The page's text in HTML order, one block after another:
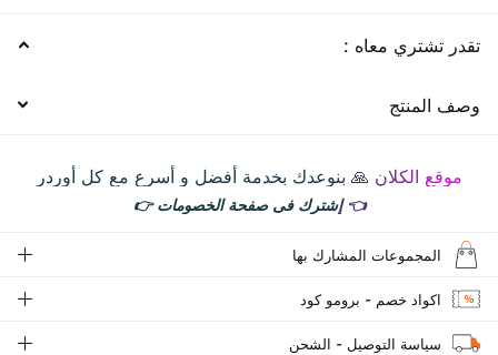
تقدر تشتري معاه :
وصف المنتج
موقع الكلان 🙏 بنوعدك بخدمة أفضل و أسرع مع كل أوردر
👈إشترك فى صفحة الخصومات👉
المجموعات المشارك بها
اكواد خصم - برومو كود
سياسة التوصيل - الشحن